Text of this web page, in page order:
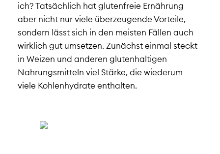
ich? Tatsächlich hat glutenfreie Ernährung
aber nicht nur viele überzeugende Vorteile,
sondern lässt sich in den meisten Fällen auch
wirklich gut umsetzen. Zunächst einmal steckt
in Weizen und anderen glutenhaltigen
Nahrungsmitteln viel Stärke, die wiederum
viele Kohlenhydrate enthalten.